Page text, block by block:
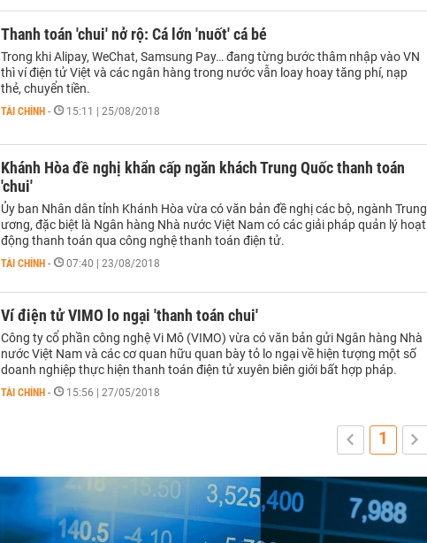
Thanh toán 'chui' nở rộ: Cá lớn 'nuốt' cá bé
Trong khi Alipay, WeChat, Samsung Pay… đang từng bước thâm nhập vào VN
thì ví điện tử Việt và các ngân hàng trong nước vẫn loay hoay tăng phí, nạp
thẻ, chuyển tiền.
TÀI CHÍNH - 15:11 | 25/08/2018
Khánh Hòa đề nghị khẩn cấp ngăn khách Trung Quốc thanh toán
'chui'
Ủy ban Nhân dân tỉnh Khánh Hòa vừa có văn bản đề nghị các bộ, ngành Trung
ương, đặc biệt là Ngân hàng Nhà nước Việt Nam có các giải pháp quản lý hoạt
động thanh toán qua công nghệ thanh toán điện tử.
TÀI CHÍNH - 07:40 | 23/08/2018
Ví điện tử VIMO lo ngại 'thanh toán chui'
Công ty cổ phần công nghệ Vi Mô (VIMO) vừa có văn bản gửi Ngân hàng Nhà
nước Việt Nam và các cơ quan hữu quan bày tỏ lo ngại về hiện tượng một số
doanh nghiệp thực hiện thanh toán điện tử xuyên biên giới bất hợp pháp.
TÀI CHÍNH - 15:56 | 27/05/2018
1